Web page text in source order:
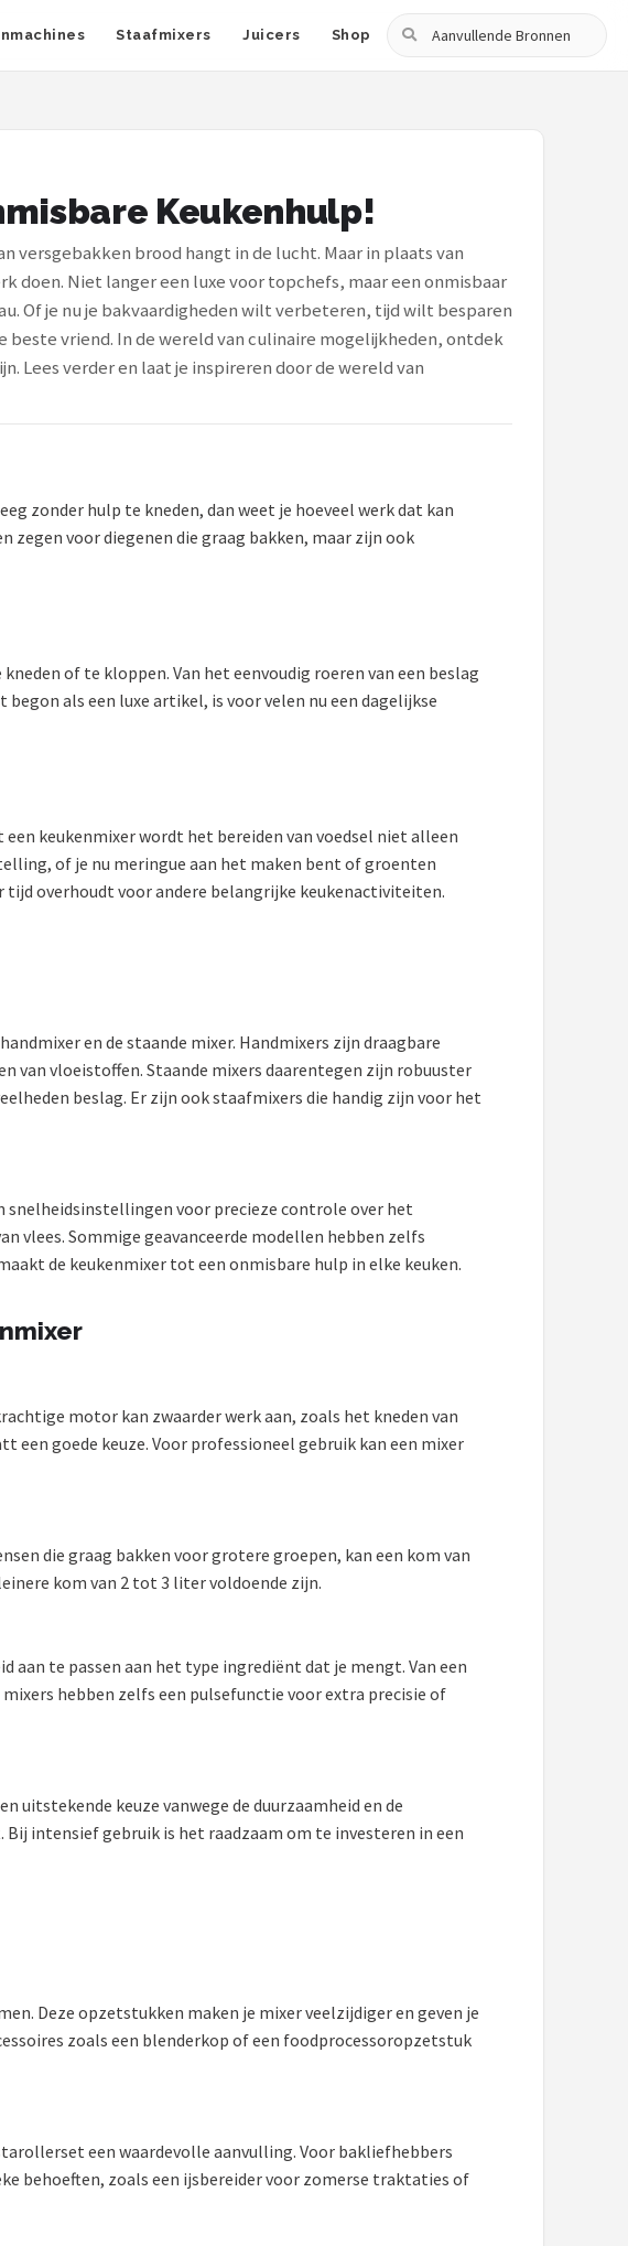
Staafmixers Juicers Shop
Zoeken
Keukenhulp!
versgebakken brood hangt in de lucht. Maar in plaats van
doen. Niet langer een luxe voor topchefs, maar een onmisbaar
Of je nu je bakvaardigheden wilt verbeteren, tijd wilt besparen
vriend. In de wereld van culinaire mogelijkheden, ontdek
Lees verder en laat je inspireren door de wereld van
zonder hulp te kneden, dan weet je hoeveel werk dat kan
zegen voor diegenen die graag bakken, maar zijn ook
of te kloppen. Van het eenvoudig roeren van een beslag
als een luxe artikel, is voor velen nu een dagelijkse
keukenmixer wordt het bereiden van voedsel niet alleen
of je nu meringue aan het maken bent of groenten
overhoudt voor andere belangrijke keukenactiviteiten.
en de staande mixer. Handmixers zijn draagbare
van vloeistoffen. Staande mixers daarentegen zijn robuuster
beslag. Er zijn ook staafmixers die handig zijn voor het
snelheidsinstellingen voor precieze controle over het
vlees. Sommige geavanceerde modellen hebben zelfs
de keukenmixer tot een onmisbare hulp in elke keuken.
motor kan zwaarder werk aan, zoals het kneden van
een goede keuze. Voor professioneel gebruik kan een mixer
die graag bakken voor grotere groepen, kan een kom van
kom van 2 tot 3 liter voldoende zijn.
te passen aan het type ingrediënt dat je mengt. Van een
hebben zelfs een pulsefunctie voor extra precisie of
uitstekende keuze vanwege de duurzaamheid en de
intensief gebruik is het raadzaam om te investeren in een
Deze opzetstukken maken je mixer veelzijdiger en geven je
zoals een blenderkop of een foodprocessoropzetstuk
een waardevolle aanvulling. Voor bakliefhebbers
behoeften, zoals een ijsbereider voor zomerse traktaties of